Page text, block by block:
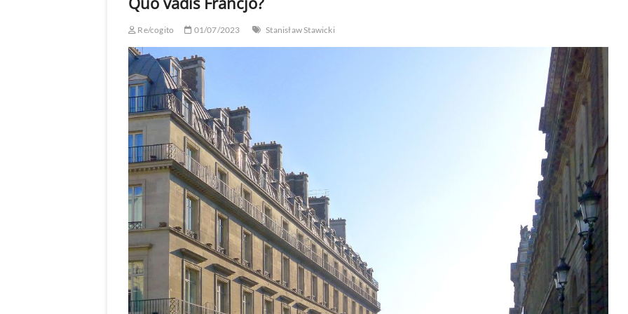
Re/cogito 01/07/2023 Stanisław Stawicki